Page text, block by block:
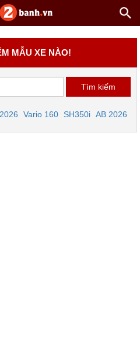
MẪU XE NÀO!
Vario 160 SH350i AB 2026